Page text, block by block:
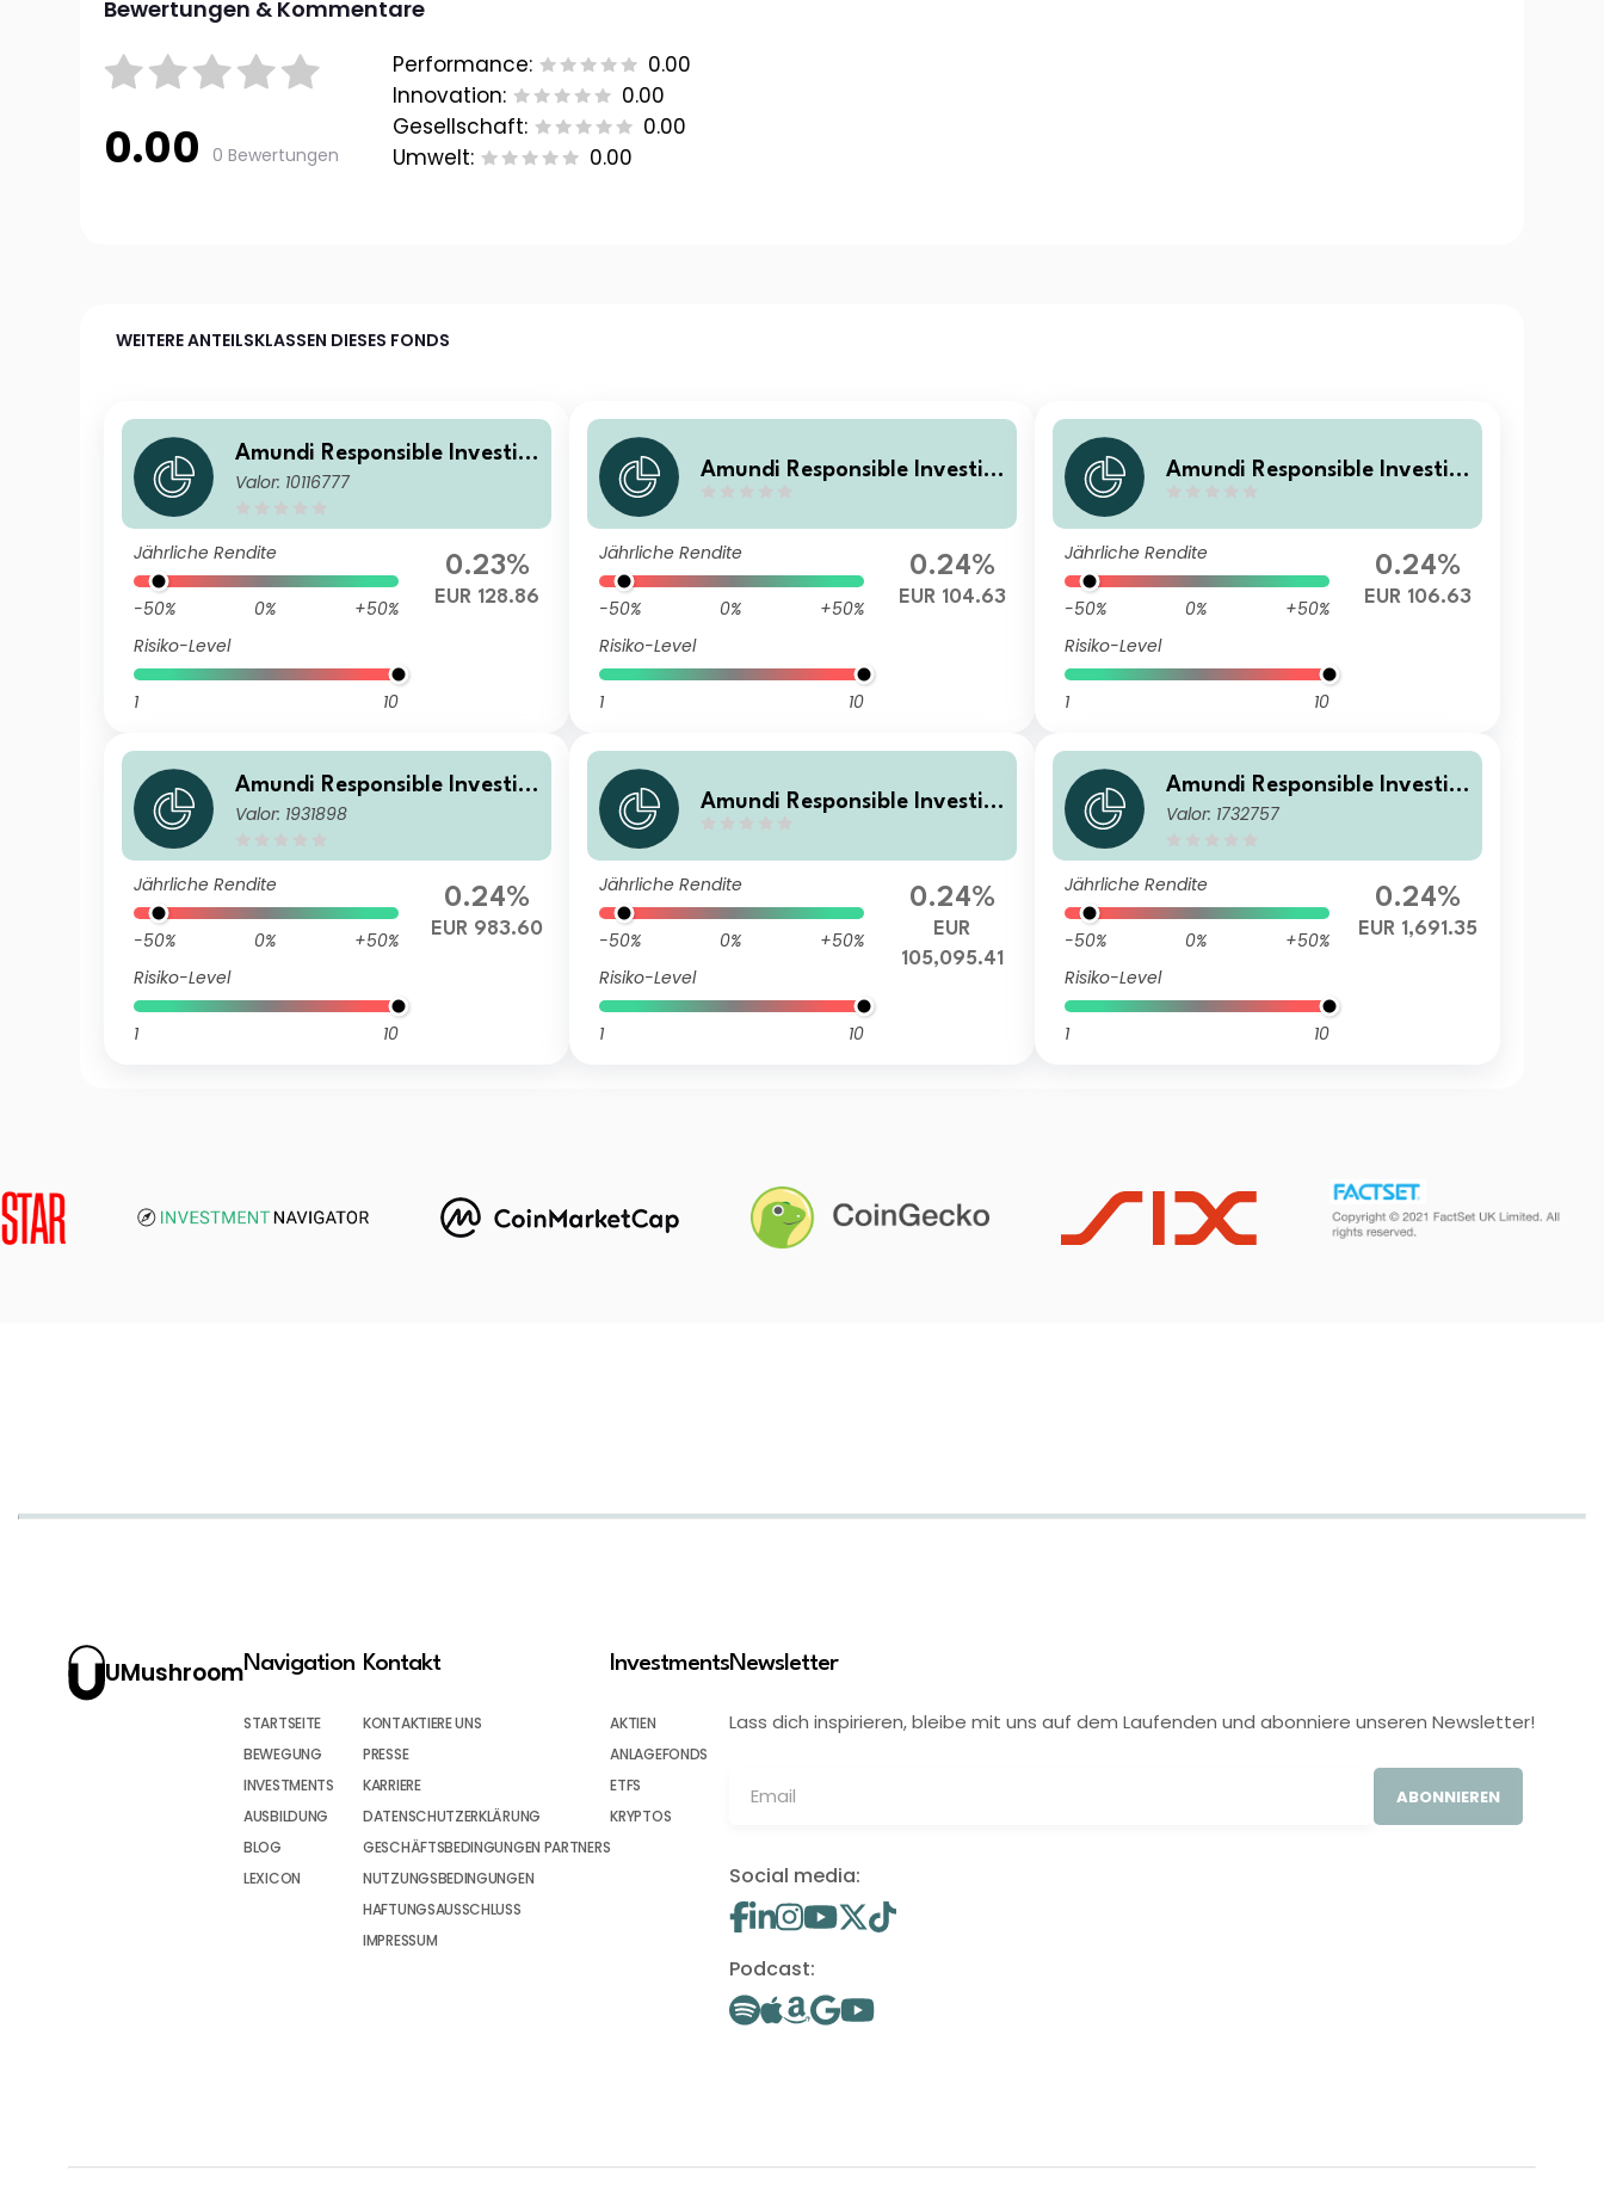
Bewertungen & Kommentare
0.00 0 Bewertungen
Performance:
0.00
Innovation:
0.00
Gesellschaft:
0.00
Umwelt:
0.00
WEITERE ANTEILSKLASSEN DIESES FONDS
Amundi Responsible Investin
g - European Credit PC
Valor: 10116777
Jährliche Rendite
-50% 0%
+50%
Risiko-Level
1 10
0.23%
EUR 128.86
Amundi Responsible Investin
Jährliche Rendite
-50% 0%
+50%
Risiko-Level
1 10
0.24%
EUR 104.63
Amundi Responsible Investin
Jährliche Rendite
-50% 0%
+50%
Risiko-Level
1 10
0.24%
EUR 106.63
Amundi Responsible Investin
g - European Credit ID
Valor: 1931898
Jährliche Rendite
-50% 0%
+50%
Risiko-Level
1 10
0.24%
EUR 983.60
Amundi Responsible Investin
Jährliche Rendite
-50% 0%
+50%
Risiko-Level
1 10
0.24%
EUR
105,095.41
Amundi Responsible Investin
g - European Credit IC
Valor: 1732757
Jährliche Rendite
-50% 0%
+50%
Risiko-Level
1 10
0.24%
EUR 1,691.35
UMushroomNavigation
STARTSEITE
BEWEGUNG
INVESTMENTS
AUSBILDUNG
BLOG
LEXICON
Kontakt
KONTAKTIERE UNS
PRESSE
KARRIERE
DATENSCHUTZERKLÄRUNG
GESCHÄFTSBEDINGUNGEN PARTNERS
NUTZUNGSBEDINGUNGEN
HAFTUNGSAUSSCHLUSS
IMPRESSUM
Investments
AKTIEN
ANLAGEFONDS
ETFS
KRYPTOS
Newsletter
Lass dich inspirieren, bleibe mit uns auf dem Laufenden und abonniere unseren Newsletter!
ABONNIEREN
Social media:
Podcast: